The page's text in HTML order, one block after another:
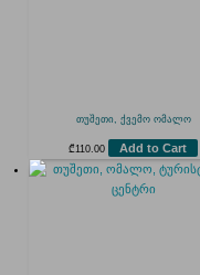
თუშეთი, ქვემო ომალო
₾ 110.00 Add to Cart